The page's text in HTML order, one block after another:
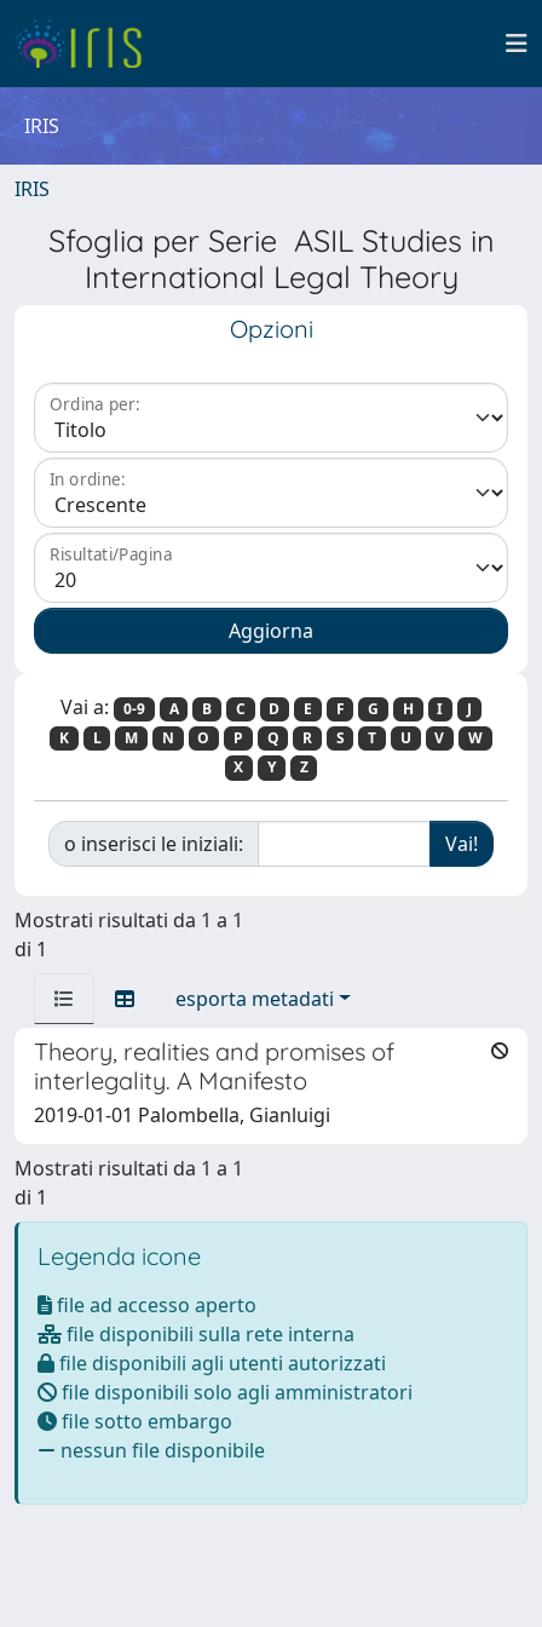
IRIS
IRIS
Sfoglia per Serie ASIL Studies in
International Legal Theory
Opzioni
Ordina per:
In ordine:
Risultati/Pagina
Vai a: 0-9 A B C D E F G H I
J
K
L M N O P Q R S T U V
W
X
Y Z
o inserisci le iniziali:
Mostrati risultati da 1 a 1
di 1
esporta metadati
Theory, realities and promises of
interlegality. A Manifesto
2019-01-01 Palombella, Gianluigi
Mostrati risultati da 1 a 1
di 1
Legenda icone
file ad accesso aperto
file disponibili sulla rete interna
file disponibili agli utenti autorizzati
file disponibili solo agli amministratori
file sotto embargo
nessun file disponibile